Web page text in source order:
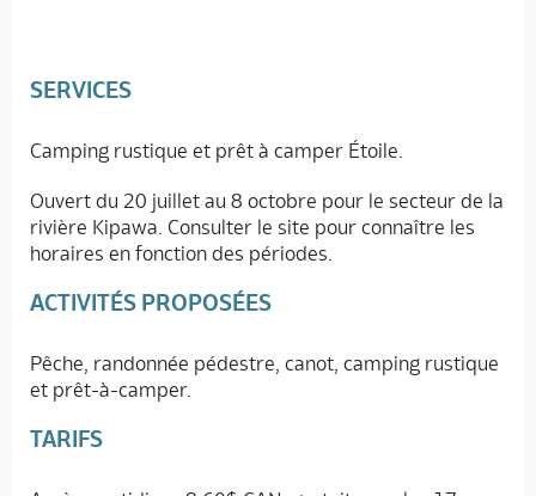
SERVICES
Camping rustique et prêt à camper Étoile.
Ouvert du 20 juillet au 8 octobre pour le secteur de la
rivière Kipawa. Consulter le site pour connaître les
horaires en fonction des périodes.
ACTIVITÉS PROPOSÉES
Pêche, randonnée pédestre, canot, camping rustique
et prêt-à-camper.
TARIFS